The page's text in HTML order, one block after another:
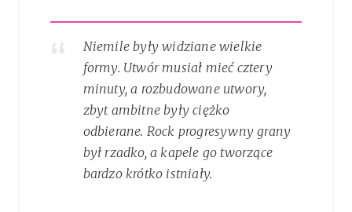
Niemile były widziane wielkie
formy. Utwór musiał mieć cztery
minuty, a rozbudowane utwory,
zbyt ambitne były ciężko
odbierane. Rock progresywny grany
był rzadko, a kapele go tworzące
bardzo krótko istniały.